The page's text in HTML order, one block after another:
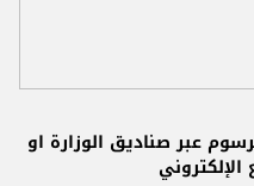
عبر صناديق الوزارة او